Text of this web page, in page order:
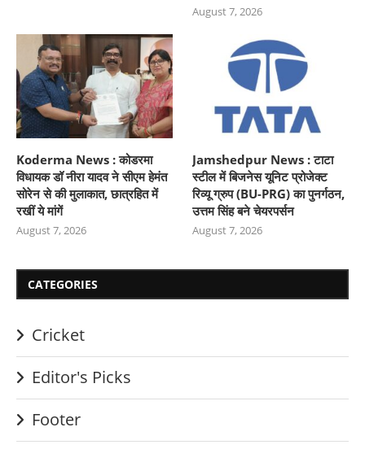
August 7, 2026
Koderma News : कोडरमा
विधायक डॉ नीरा यादव ने सीएम हेमंत
सोरेन से की मुलाकात, छात्रहित में
रखीं ये मांगें
August 7, 2026
Jamshedpur News : टाटा
स्टील में बिजनेस यूनिट प्रोजेक्ट
रिव्यू ग्रुप (BU-PRG) का पुनर्गठन,
उत्तम सिंह बने चेयरपर्सन
August 7, 2026
CATEGORIES
Cricket
Editor's Picks
Footer